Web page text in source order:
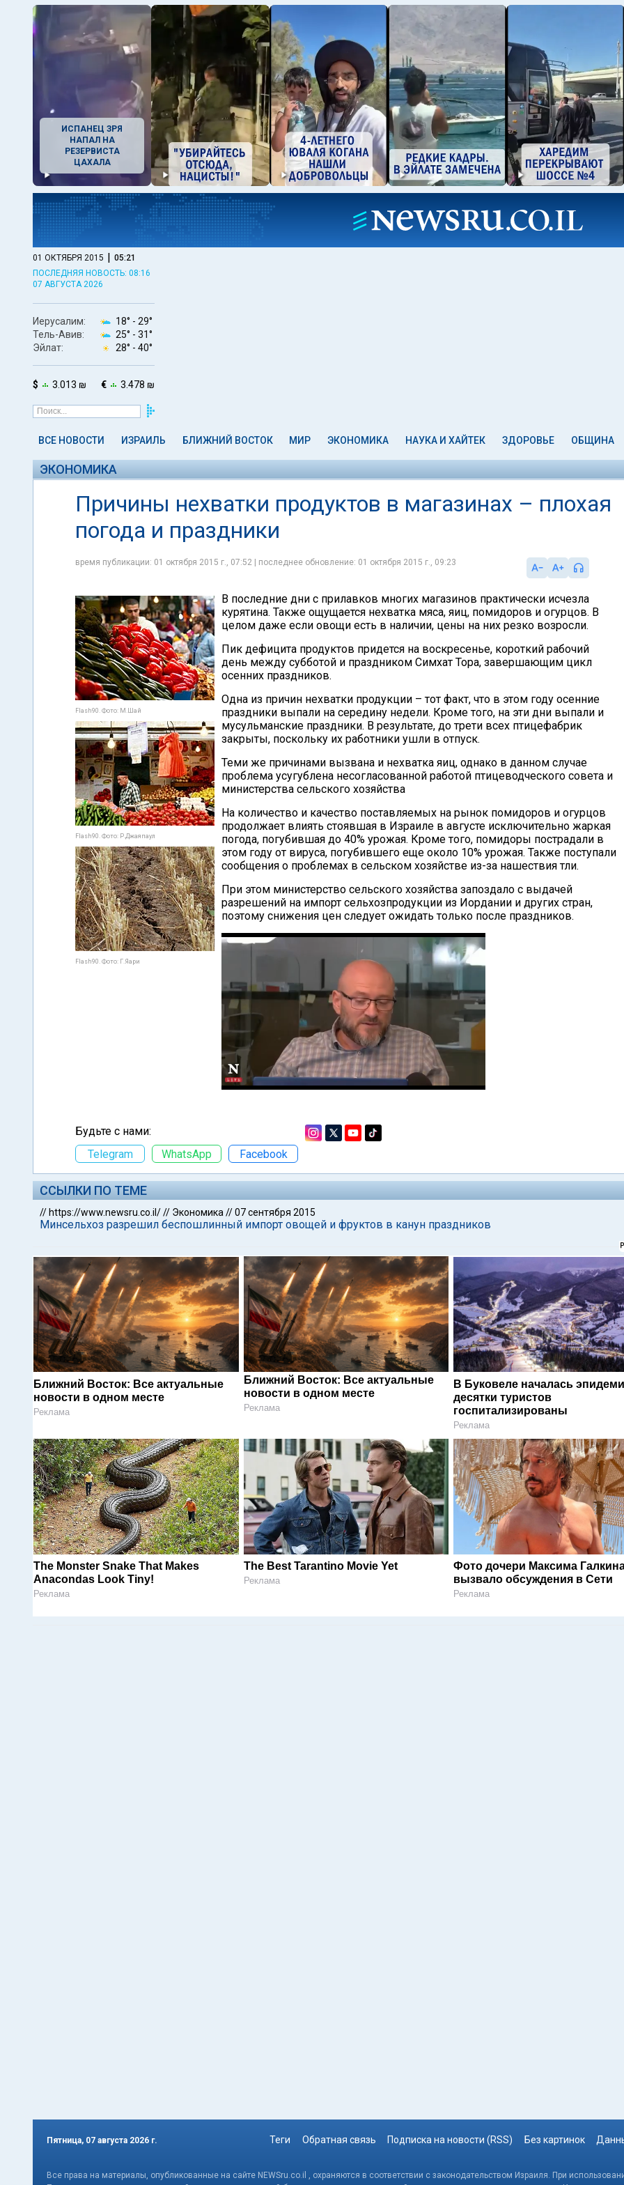
ИСПАНЕЦ ЗРЯ
НАПАЛ НА
РЕЗЕРВИСТА
ЦАХАЛА
01 ОКТЯБРЯ 2015 | 05:21
ПОСЛЕДНЯЯ НОВОСТЬ: 08:16
07 АВГУСТА 2026
Иерусалим: 18° - 29°
Тель-Авив:
25° - 31°
Эйлат:
28° - 40°
$ 3.013 ₪ € 3.478 ₪
ВСЕ НОВОСТИ ИЗРАИЛЬ БЛИЖНИЙ ВОСТОК МИР ЭКОНОМИКА НАУКА И ХАЙТЕК ЗДОРОВЬЕ ОБЩИНА
ЭКОНОМИКА
Причины нехватки продуктов в магазинах – плохая
погода и праздники
время публикации: 01 октября 2015 г., 07:52 | последнее обновление: 01 октября 2015 г., 09:23
Flash90. Фото: М.Шай
Flash90. Фото: Р.Джаяпаул
Flash90. Фото: Г.Яари
В последние дни с прилавков многих магазинов практически исчезла
курятина. Также ощущается нехватка мяса, яиц, помидоров и огурцов. В
целом даже если овощи есть в наличии, цены на них резко возросли.
Пик дефицита продуктов придется на воскресенье, короткий рабочий
день между субботой и праздником Симхат Тора, завершающим цикл
осенних праздников.
Одна из причин нехватки продукции – тот факт, что в этом году осенние
праздники выпали на середину недели. Кроме того, на эти дни выпали и
мусульманские праздники. В результате, до трети всех птицефабрик
закрыты, поскольку их работники ушли в отпуск.
Теми же причинами вызвана и нехватка яиц, однако в данном случае
проблема усугублена несогласованной работой птицеводческого совета и
министерства сельского хозяйства
На количество и качество поставляемых на рынок помидоров и огурцов
продолжает влиять стоявшая в Израиле в августе исключительно жаркая
погода, погубившая до 40% урожая. Кроме того, помидоры пострадали в
этом году от вируса, погубившего еще около 10% урожая. Также поступали
сообщения о проблемах в сельском хозяйстве из-за нашествия тли.
При этом министерство сельского хозяйства запоздало с выдачей
разрешений на импорт сельхозпродукции из Иордании и других стран,
поэтому снижения цен следует ожидать только после праздников.
Будьте с нами:
Telegram
WhatsApp Facebook
ССЫЛКИ ПО ТЕМЕ
// https://www.newsru.co.il/// Экономика //07 сентября 2015
Минсельхоз разрешил беспошлинный импорт овощей и фруктов в канун праздников
Ближний Восток: Все актуальные
новости в одном месте
Реклама
Ближний Восток: Все актуальные
новости в одном месте
Реклама
В Буковеле началась
десятки туристов
госпитализированы
Реклама
The Monster Snake That Makes
Anacondas Look Tiny!
Реклама
The Best Tarantino Movie Yet
Реклама
Фото дочери Максима
вызвало обсуждения в Сети
Реклама
Пятница, 07 августа 2026 г. Теги Обратная связь Подписка на новости (RSS) Без картинок
Все права на материалы, опубликованные на сайте NEWSru.co.il , охраняются в соответствии с законодательством Израиля. При